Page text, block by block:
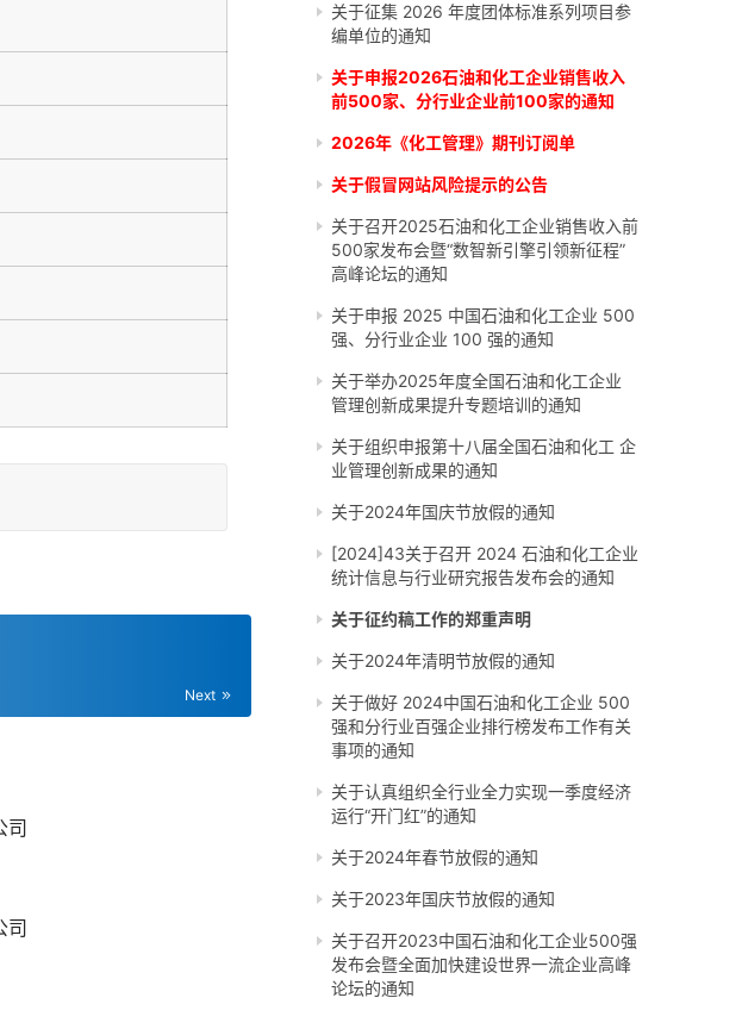
Next
司
司
关于征集 2026 年度团体标准系列项目参
编单位的通知
关于申报2026石油和化工企业销售收入
前500家、分行业企业前100家的通知
2026年《化工管理》期刊订阅单
关于假冒网站风险提示的公告
关于召开2025石油和化工企业销售收入前
500家发布会暨“数智新引擎引领新征程”
高峰论坛的通知
关于申报 2025 中国石油和化工企业 500
强、分行业企业 100 强的通知
关于举办2025年度全国石油和化工企业
管理创新成果提升专题培训的通知
关于组织申报第十八届全国石油和化工 企
业管理创新成果的通知
关于2024年国庆节放假的通知
[2024]43关于召开 2024 石油和化工企业
统计信息与行业研究报告发布会的通知
关于征约稿工作的郑重声明
关于2024年清明节放假的通知
关于做好 2024中国石油和化工企业 500
强和分行业百强企业排行榜发布工作有关
事项的通知
关于认真组织全行业全力实现一季度经济
运行“开门红”的通知
关于2024年春节放假的通知
关于2023年国庆节放假的通知
关于召开2023中国石油和化工企业500强
发布会暨全面加快建设世界一流企业高峰
论坛的通知